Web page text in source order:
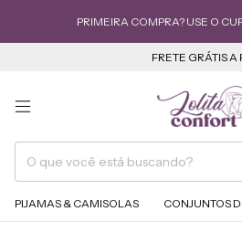
PRIMEIRA COMPRA? USE O
FRETE GRÁTIS A
PIJAMAS & CAMISOLAS CONJUNTOS